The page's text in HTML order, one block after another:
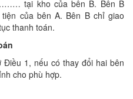
tại kho của bên B. Bên B
của bên A. Bên B chỉ giao
thanh toán.
1, nếu có thay đổi hai bên
cho phù hợp.